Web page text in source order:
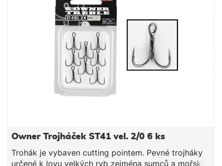
Owner Trojháček ST41 vel. 2/0 6 ks
Trohák je vybaven cutting pointem. Pevné trojháky
určené k lovu velkých ryb zejména sumců a mořský